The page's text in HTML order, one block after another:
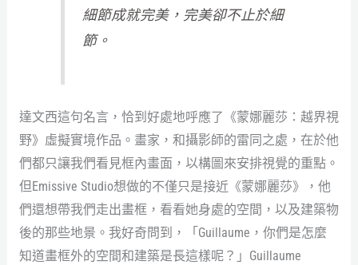
細節成就完美，完美卻不止於細
節。
達文西這句名言，恰到好處地呼應了《蒙娜麗莎：越界視
野》虛擬實境作品。畫家，和攝影師的雷同之處，在於他
們都只讓我們看見框內畫面，以構圖來安排視覺的重點。
但Emissive Studio想做的不僅只是接近《蒙娜麗莎》，他
們還想帶我們走出畫框，看看她身處的空間，以及建築物
後的那些地景。我好奇問到，「Guillaume，你們是怎麼
知道畫框外的空間和建築是長這樣呢？」Guillaume